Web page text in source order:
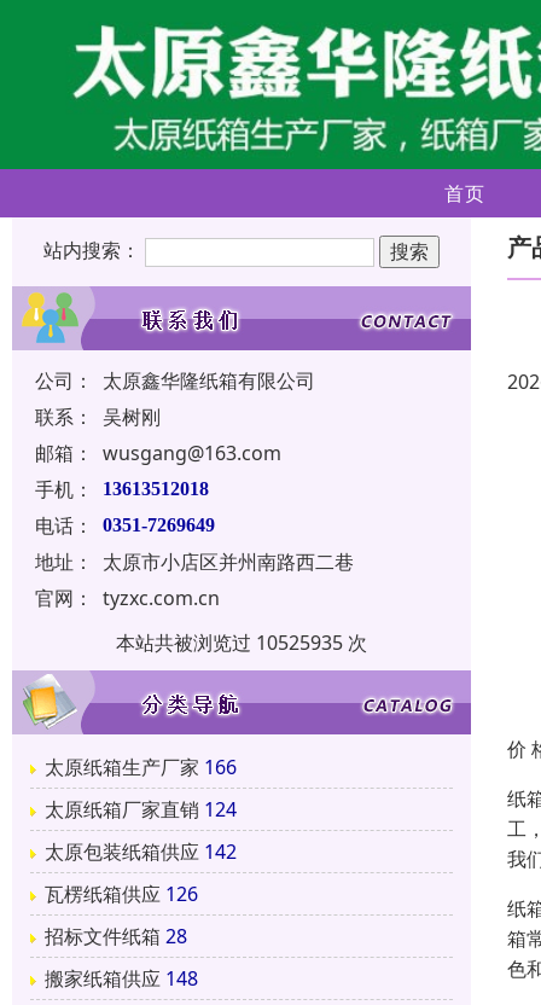
首页
站内搜索：
公司：
太原鑫华隆纸箱有限公司
联系：
吴树刚
邮箱：
wusgang@163.com
手机：
13613512018
电话： 0351-7269649
地址：
太原市小店区并州南路西二巷
官网：
tyzxc.com.cn
本站共被浏览过 10525935 次
太原纸箱生产厂家 166
太原纸箱厂家直销 124
太原包装纸箱供应 142
瓦楞纸箱供应 126
招标文件纸箱 28
搬家纸箱供应 148
产
价
纸
工
我
纸
箱
色